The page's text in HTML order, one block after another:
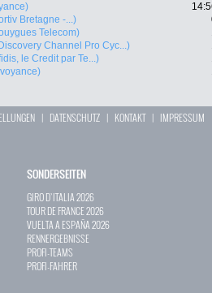
Bretagne -...)
Telecom)
Channel Pro Cyc...)
le Credit par Te...)
| DATENSCHUTZ | KONTAKT| IMPRESSUM
SONDERSEITEN
GIRO D`ITALIA 2026
TOUR DE FRANCE 2026
VUELTA A ESPAÑA 2026
RENNERGEBNISSE
PROFI-TEAMS
PROFI-FAHRER